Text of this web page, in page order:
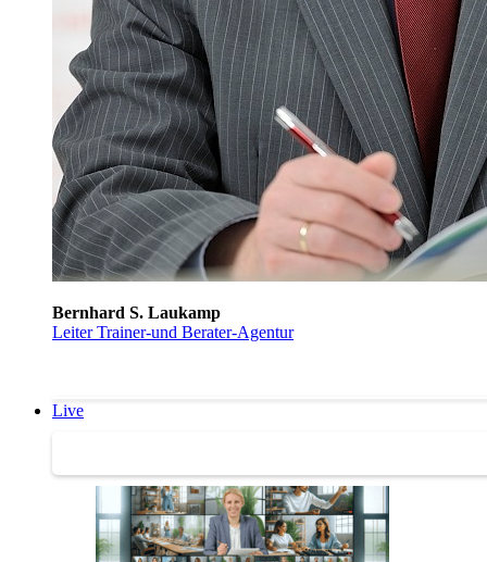
Bernhard S. Laukamp
Leiter Trainer-und Berater-Agentur
Live